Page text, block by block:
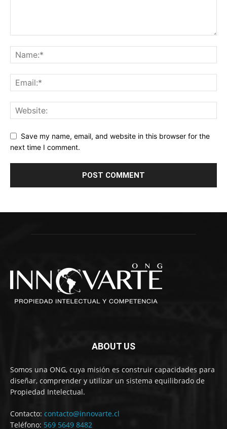
Save my name, email, and website in this browser for the
next time I comment.
ABOUT US
Somos una ONG, cuya misión es construir capacidades para
diseñar, comprender y utilizar un sistema equilibrado de
Propiedad Intelectual.
Contacto: contacto@innovarte.cl
Teléfono: 569 5649 8482